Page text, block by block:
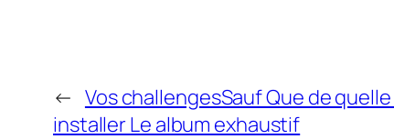
← Vos challengesSauf Que de
installer Le album exhaustif